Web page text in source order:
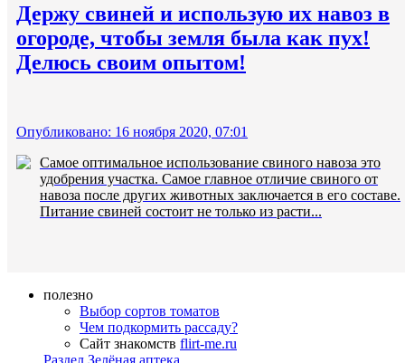
Держу свиней и использую их навоз в
огороде, чтобы земля была как пух!
Делюсь своим опытом!
Опубликовано: 16 ноября 2020, 07:01
Самое оптимальное использование свиного навоза это
удобрения участка. Самое главное отличие свиного от
навоза после других животных заключается в его составе.
Питание свиней состоит не только из расти...
полезно
Выбор сортов томатов
Чем подкормить рассаду?
Сайт знакомств flirt-me.ru
Раздел Зелёная аптека